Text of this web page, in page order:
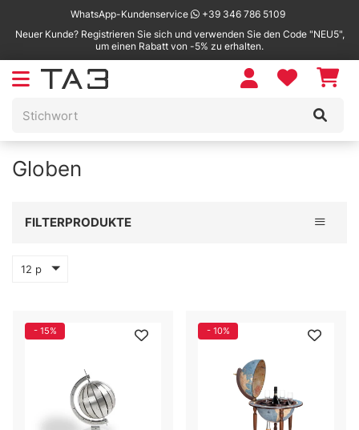
WhatsApp-Kundenservice
+39 346 786 5109
Neuer Kunde? Registrieren Sie sich und verwenden Sie den Code "NEU5",
um einen Rabatt von -5% zu erhalten.
Globen
Toggle
FILTERPRODUKTE
12 p
- 15% - 10%